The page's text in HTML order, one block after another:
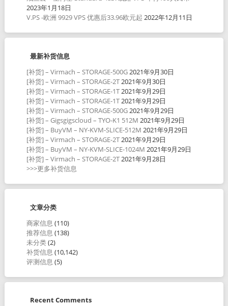
2023年1月18日
V.PS -欧洲 9929 VPS 优惠后33.96欧元起 2022年12月11日
最新补货信息
[补货] – Virmach – STORAGE-500G2021年9月30日
[补货] – Virmach – STORAGE-2T2021年9月30日
[补货] – Virmach – STORAGE-1T2021年9月29日
[补货] – Virmach – STORAGE-1T2021年9月29日
[补货] – Virmach – STORAGE-500G2021年9月29日
[补货] – Gigsgigscloud – TYO-K1 512M 2021年9月29日
[补货] – BuyVM – NY-KVM-SLICE-512M 2021年9月29日
[补货] – Virmach – STORAGE-2T2021年9月29日
[补货] – BuyVM – NY-KVM-SLICE-1024M 2021年9月29日
[补货] – Virmach – STORAGE-2T2021年9月28日
>>>更多补货信息
文章分类
商家信息 (110)
推荐信息 (138)
未分类(2)
补货信息 (10,142)
评测信息 (5)
Recent Comments